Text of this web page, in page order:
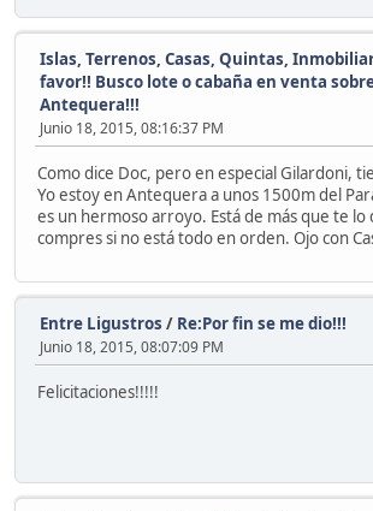
Islas, Terrenos, Casas, Quintas,
favor!! Busco lote o cabaña en venta
Antequera!!!
Junio 18, 2015, 08:16:37 PM
Como dice Doc, pero en especial Gilardoni,
Yo estoy en Antequera a unos 1500m del
es un hermoso arroyo. Está de más que te lo
compres si no está todo en orden. Ojo con
Entre Ligustros / Re:Por fin se me dio!!!
Junio 18, 2015, 08:07:09 PM
Felicitaciones!!!!!